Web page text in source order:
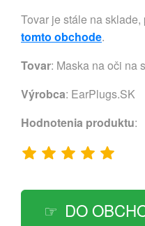
Tovar je stále na
tomto obchode.
Tovar: Maska na oči na
Výrobca: EarPlugs.SK
Hodnotenia produktu:
DO